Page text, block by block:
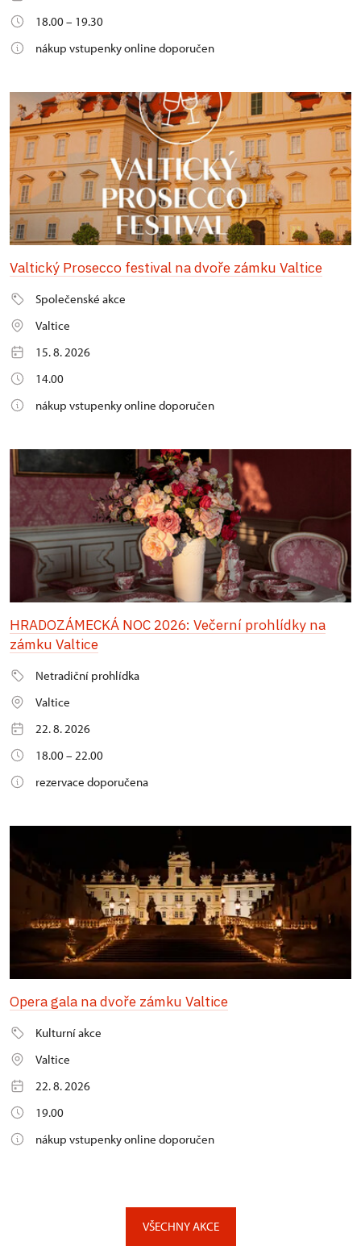
18.00 – 19.30
nákup vstupenky online doporučen
Valtický Prosecco festival na dvoře zámku Valtice
Společenské akce
Valtice
15. 8. 2026
14.00
nákup vstupenky online doporučen
HRADOZÁMECKÁ NOC 2026: Večerní prohlídky na
zámku Valtice
Netradiční prohlídka
Valtice
22. 8. 2026
18.00 – 22.00
rezervace doporučena
Opera gala na dvoře zámku Valtice
Kulturní akce
Valtice
22. 8. 2026
19.00
nákup vstupenky online doporučen
VŠECHNY AKCE